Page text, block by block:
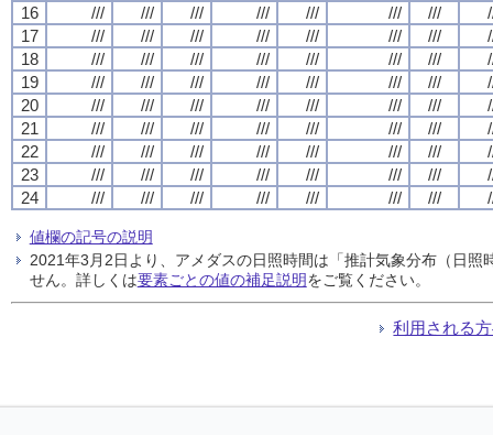
16
/// /// /// /// /// /// ///
17
/// /// /// /// /// /// ///
18
/// /// /// /// /// /// ///
19
/// /// /// /// /// /// ///
20
/// /// /// /// /// /// ///
21
/// /// /// /// /// /// ///
22
/// /// /// /// /// /// ///
23
/// /// /// /// /// /// ///
24
/// /// /// /// /// /// ///
値欄の記号の説明
2021年3月2日より、アメダスの日照時間は「推計気象分布（日
せん。詳しくは要素ごとの値の補足説明をご覧ください。
利用される